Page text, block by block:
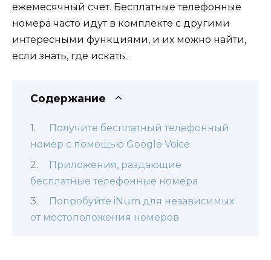
ежемесячный счет. Бесплатные телефонные
номера часто идут в комплекте с другими
интересными функциями, и их можно найти,
если знать, где искать.
Содержание
Получите бесплатный телефонный
номер с помощью Google Voice
Приложения, раздающие
бесплатные телефонные номера
Попробуйте iNum для независимых
от местоположения номеров